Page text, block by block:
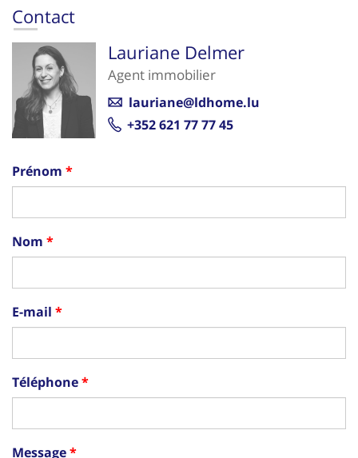
Contact
Lauriane Delmer
Agent immobilier
lauriane@ldhome.lu
+352 621 77 77 45
Prénom
Nom
E-mail
Téléphone
Message